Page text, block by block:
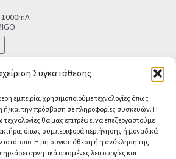
Συγκατάθεσης
εμπειρία, χρησιμοποιούμε τεχνολογίες όπως
ή/και την πρόσβαση σε πληροφορίες συσκευών. Η
τεχνολογίες θα μας επιτρέψει να επεξεργαστούμε
όπως συμπεριφορά περιήγησης ή μοναδικά
ιστότοπο. Η μη συγκατάθεση ή η ανάκληση της
αρνητικά ορισμένες λειτουργίες και
τιμή